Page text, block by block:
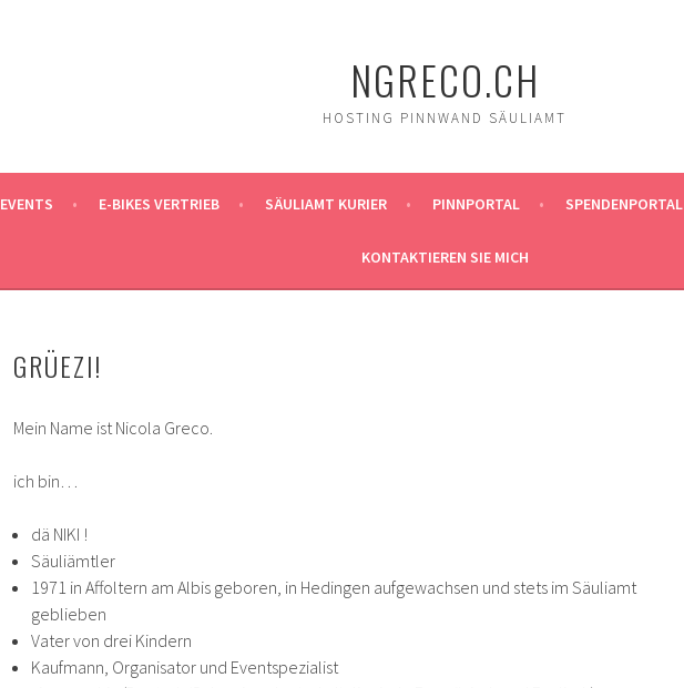
NGRECO.CH
HOSTING PINNWAND SÄULIAMT
EVENTS E-BIKES VERTRIEB SÄULIAMT KURIER PINNPORTAL SPENDENPORTAL
KONTAKTIEREN SIE MICH
GRÜEZI!
Mein Name ist Nicola Greco.
ich bin…
dä NIKI !
Säuliämtler
1971 in Affoltern am Albis geboren, in Hedingen aufgewachsen und stets im Säuliamt
geblieben
Vater von drei Kindern
Kaufmann, Organisator und Eventspezialist